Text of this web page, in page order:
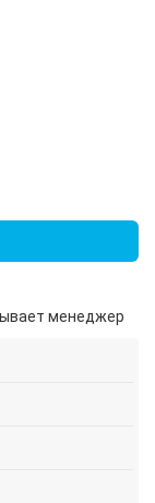
менеджер